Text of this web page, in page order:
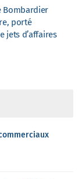
Bombardier
porté
jets d’affaires